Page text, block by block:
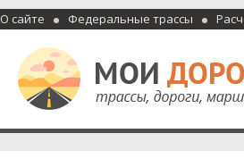
О сайте Федеральные трассы
Мои дороги
Как доехать, автомобильные дороги и трассы